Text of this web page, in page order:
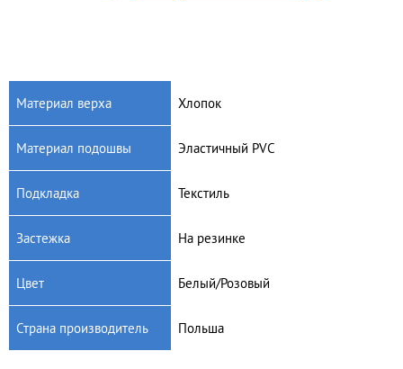
Материал верха Хлопок
Материал подошвы Эластичный PVC
Подкладка Текстиль
Застежка На резинке
Цвет Белый/Розовый
Страна производитель Польша